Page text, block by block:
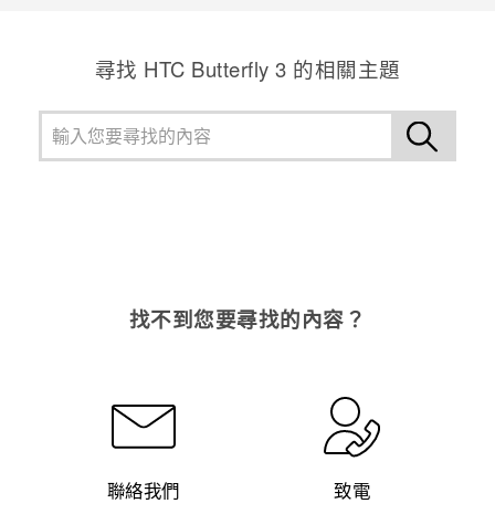
尋找 HTC Butterfly 3 的相關主題
找不到您要尋找的內容？
聯絡我們 致電